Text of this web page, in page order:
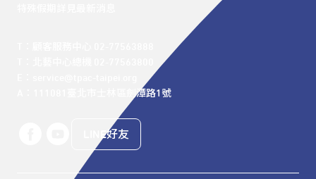
A：111081臺北市士林區劍潭路1號
LINE好友